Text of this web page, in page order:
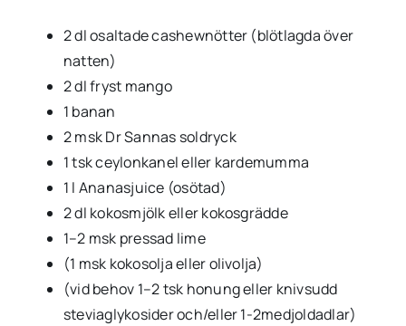
2 dl osaltade cashewnötter (blötlagda över
natten)
2 dl fryst mango
1 banan
2 msk Dr Sannas soldryck
1 tsk ceylonkanel eller kardemumma
1 l Ananasjuice (osötad)
2 dl kokosmjölk eller kokosgrädde
1–2 msk pressad lime
(1 msk kokosolja eller olivolja)
(vid behov 1–2 tsk honung eller knivsudd
steviaglykosider och/eller 1-2medjoldadlar)